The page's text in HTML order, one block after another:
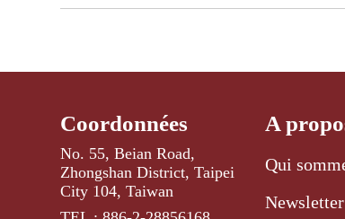
Coordonnées
No. 55, Beian Road,
Zhongshan District, Taipei
City 104, Taiwan
A
Qui